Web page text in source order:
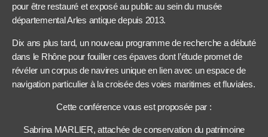
pour être restauré et exposé au public au sein du musée
départemental Arles antique depuis 2013.
Dix ans plus tard, un nouveau programme de recherche a débuté
dans le Rhône pour fouiller ces épaves dont l’étude promet de
révéler un corpus de navires unique en lien avec un espace de
navigation particulier à la croisée des voies maritimes et fluviales.
Cette conférence vous est proposée par :
Sabrina MARLIER, attachée de conservation du patrimoine